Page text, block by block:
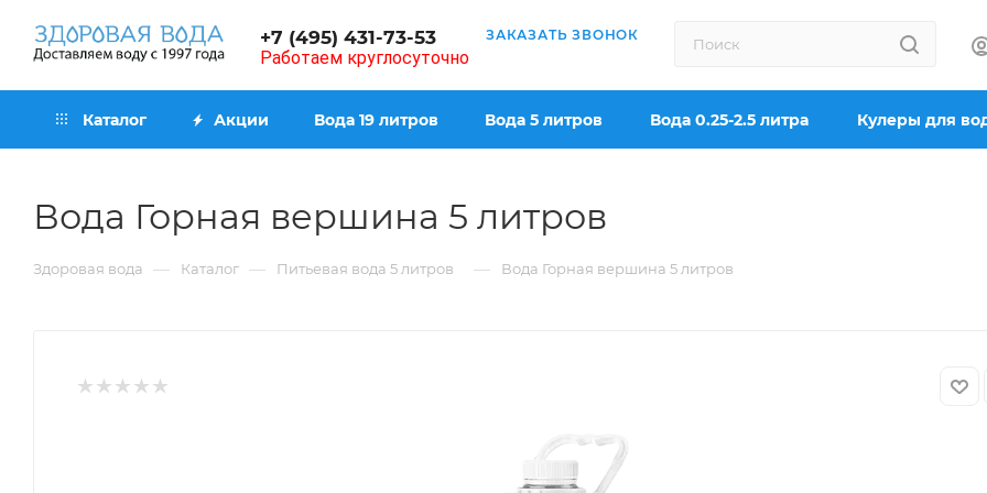
+7 (495) 431-73-53
Работаем круглосуточно
ЗАКАЗАТЬ ЗВОНОК
Каталог Акции Вода 19 литров Вода 5 литров Вода 0.25-2.5 литра Кулеры для
Вода Горная вершина 5 литров
Здоровая вода — Каталог — Питьевая вода 5 литров — Вода Горная вершина 5 литров